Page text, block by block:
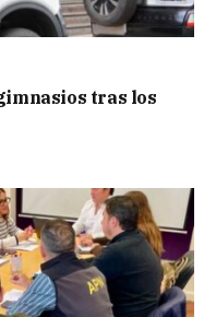
tras los